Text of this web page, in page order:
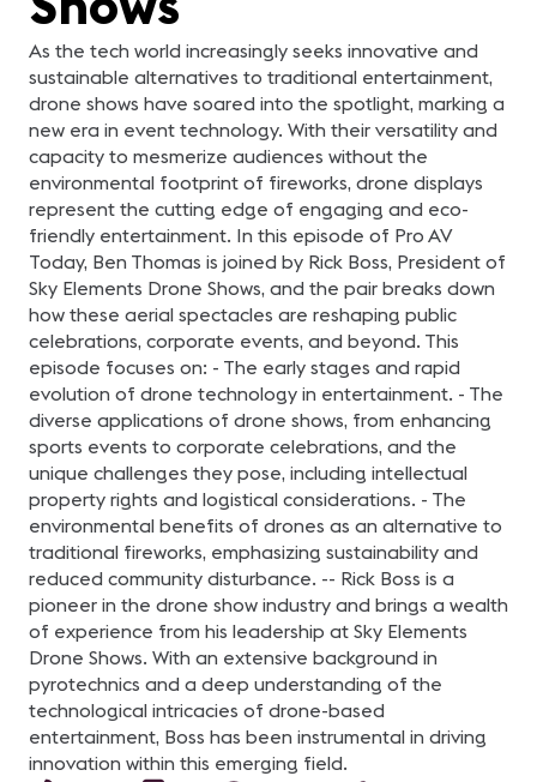
Specialist en Footprint
Garcia, Vice Presidente de
LEDEC y Braulio Arellano,
Director de Operaciones
(COO) en SISTASA
transformado en un tapiz
interactivo, donde luz y
sonido cautivan los
sentidos y las emociones,
redefiniendo la identidad
de marca más allá de
logos y eslóganes. Crear
potencia el pedido inicial
de "-¡Acá va el
VideoWall!" al que
muchas veces estamos
expuestos. Está claro que
llevar a nuestros clientes
desde la comodidad de
pedir elementos
preconcebidos a la
aventura de imaginar
algo que aún no existe es
todo un desafío. Pero se
puede. En esta charla
explicaremos cómo
transitar el proceso que se
inicia con el pedido
espontáneo del cliente:
abordar el brief de
necesidades, elegir la
narrativa adecuada y
culminar decidiendo la
Compartiremos también
casos de éxito explorando
nuevas posibilidades de
negocios como
integradores. ¿Sólo
podemos trabajar para
las corporaciones?, ¿Qué
hay del mundo del
marketing experiencial,
el entretenimiento, la
pandemia? "Tecnología
As the tech world increasingly seeks innovative and
sustainable alternatives to traditional entertainment,
drone shows have soared into the spotlight, marking a
new era in event technology. With their versatility and
capacity to mesmerize audiences without the
environmental footprint of fireworks, drone displays
represent the cutting edge of engaging and eco-
friendly entertainment. In this episode of Pro AV
Today, Ben Thomas is joined by Rick Boss, President of
Sky Elements Drone Shows, and the pair breaks down
how these aerial spectacles are reshaping public
celebrations, corporate events, and beyond. This
episode focuses on: - The early stages and rapid
evolution of drone technology in entertainment. - The
diverse applications of drone shows, from enhancing
sports events to corporate celebrations, and the
unique challenges they pose, including intellectual
property rights and logistical considerations. - The
environmental benefits of drones as an alternative to
traditional fireworks, emphasizing sustainability and
reduced community disturbance. -- Rick Boss is a
pioneer in the drone show industry and brings a wealth
of experience from his leadership at Sky Elements
Drone Shows. With an extensive background in
pyrotechnics and a deep understanding of the
technological intricacies of drone-based
entertainment, Boss has been instrumental in driving
innovation within this emerging field.